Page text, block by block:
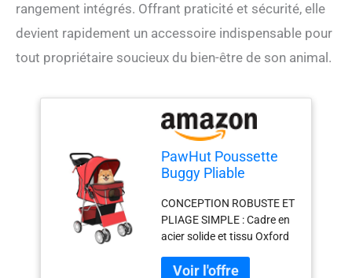
rangement intégrés. Offrant praticité et sécurité, elle
devient rapidement un accessoire indispensable pour
tout propriétaire soucieux du bien-être de son animal.
PawHut Poussette
Buggy Pliable
Imperméable pour
Chien Chat Gris
CONCEPTION ROBUSTE ET
PLIAGE SIMPLE : Cadre en
acier solide et tissu Oxford
10 kg, offrant un espace